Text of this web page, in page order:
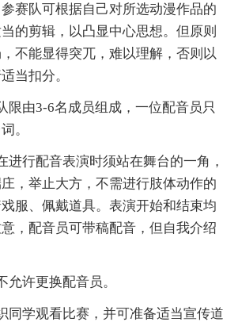
赛队可根据自己对所选动漫作品的
的剪辑，以凸显中心思想。但原则
不能显得突兀，难以理解，否则以
当扣分。
由3-6名成员组成，一位配音员只
。
行配音表演时须站在舞台的一角，
，举止大方，不需进行肢体动作的
服、佩戴道具。表演开始和结束均
，配音员可带稿配音，但自我介绍
许更换配音员。
学观看比赛，并可准备适当宣传道